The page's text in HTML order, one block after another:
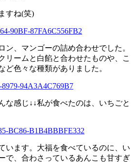
すね(笑)
ン、マンゴーの詰め合わせでした。
リームと白餡と合わせたものや、こ
ど色々な種類がありました。
な感じ↓↓私が食べたのは、いちごと
います。大福を食べているのに、い
で、合わさっているあんこも甘すぎ